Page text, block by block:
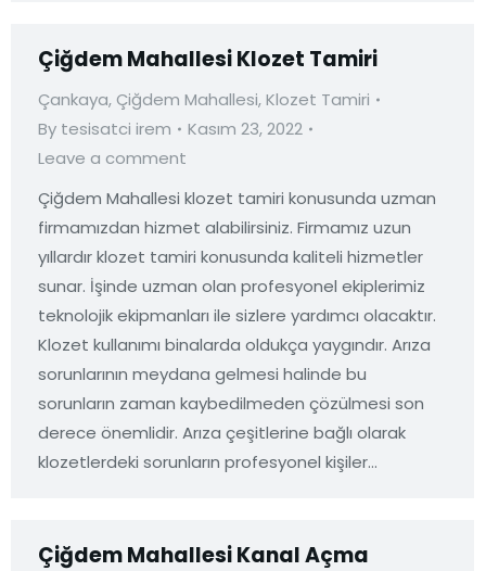
Çiğdem Mahallesi Klozet Tamiri
Çankaya, Çiğdem Mahallesi,Klozet Tamiri
By tesisatci irem
Kasım 23, 2022
Leave a comment
Çiğdem Mahallesi klozet tamiri konusunda uzman
firmamızdan hizmet alabilirsiniz. Firmamız uzun
yıllardır klozet tamiri konusunda kaliteli hizmetler
sunar. İşinde uzman olan profesyonel ekiplerimiz
teknolojik ekipmanları ile sizlere yardımcı olacaktır.
Klozet kullanımı binalarda oldukça yaygındır. Arıza
sorunlarının meydana gelmesi halinde bu
sorunların zaman kaybedilmeden çözülmesi son
derece önemlidir. Arıza çeşitlerine bağlı olarak
klozetlerdeki sorunların profesyonel kişiler…
Çiğdem Mahallesi Kanal Açma